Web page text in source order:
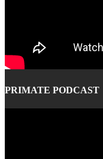
PRIMATE PODCAST